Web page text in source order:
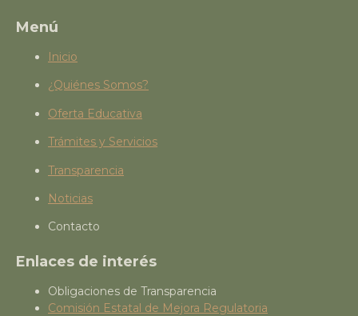
Menú
Inicio
¿Quiénes Somos?
Oferta Educativa
Trámites y Servicios
Transparencia
Noticias
Contacto
Enlaces de interés
Obligaciones de Transparencia
Comisión Estatal de Mejora Regulatoria